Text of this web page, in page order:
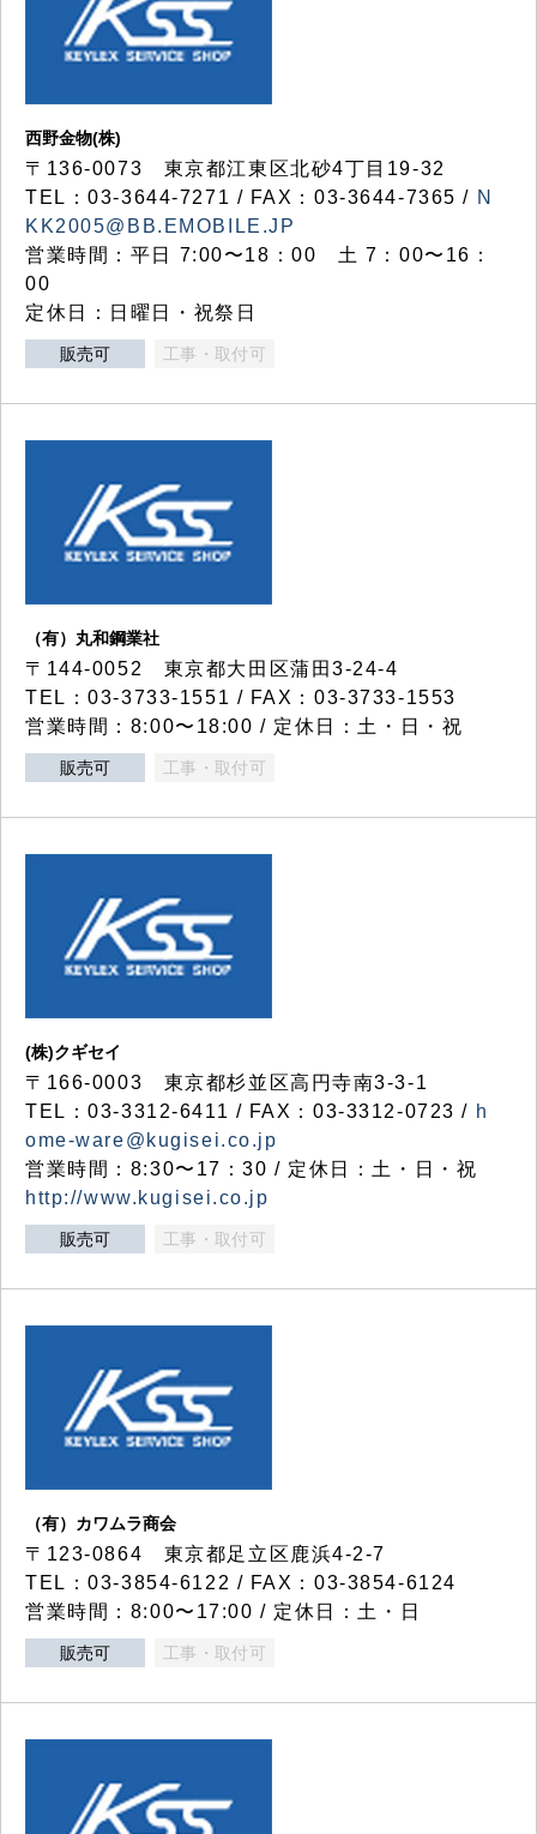
西野金物(株)
〒136-0073 東京都江東区北砂4丁目19-32
TEL：03‐3644‐7271 / FAX：03-3644-7365 / N
KK2005@BB.EMOBILE.JP
営業時間：平日 7:00〜18：00 土 7：00〜16：
00
定休日：日曜日・祝祭日
販売可 工事・取付可
（有）丸和鋼業社
〒144-0052 東京都大田区蒲田3-24-4
TEL：03-3733-1551 / FAX：03-3733-1553
営業時間：8:00〜18:00 / 定休日：土・日・祝
販売可 工事・取付可
(株)クギセイ
〒166-0003 東京都杉並区高円寺南3-3-1
TEL：03-3312-6411 / FAX：03-3312-0723 / h
ome-ware@kugisei.co.jp
営業時間：8:30〜17：30 / 定休日：土・日・祝
http://www.kugisei.co.jp
販売可 工事・取付可
（有）カワムラ商会
〒123-0864 東京都足立区鹿浜4-2-7
TEL：03-3854-6122 / FAX：03-3854-6124
営業時間：8:00〜17:00 / 定休日：土・日
販売可 工事・取付可